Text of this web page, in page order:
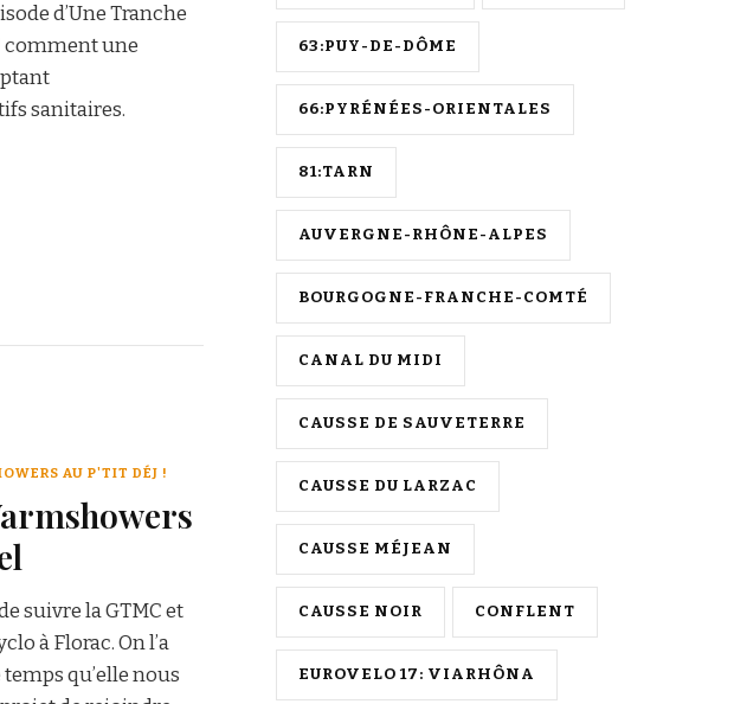
d’Une Tranche
comment une
sanitaires.
AU P'TIT DÉJ !
suivre la GTMC et
à Florac. On l’a
qu’elle nous
63:PUY-DE-DÔME
66:PYRÉNÉES-ORIENTALES
81:TARN
AUVERGNE-RHÔNE-ALPES
BOURGOGNE-FRANCHE-COMTÉ
CANAL DU MIDI
CAUSSE DE SAUVETERRE
CAUSSE DU LARZAC
CAUSSE MÉJEAN
CAUSSE NOIR CONFLENT
EUROVELO 17: VIARHÔNA